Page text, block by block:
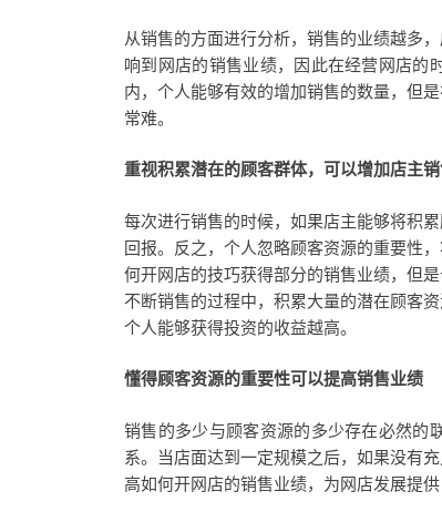
从销售的方面进行分析，销售的业绩越多
响到网店的销售业绩，因此在经营网店的
内，个人能够有效的增加销售的数量，但
常难。
重视积累潜在的顾客群体，可以增加店主销
每次进行销售的时候，如果店主能够将积
回报。反之，个人忽略顾客资源的重要性
何开网店的技巧获得部分的销售业绩，但
不断销售的过程中，积累大量的潜在顾客
个人能够获得投资的收益越高。
懂得顾客资源的重要性可以提高销售业绩
销售的多少与顾客资源的多少存在必然的
系。当店面达到一定规模之后，如果没有
高如何开网店的销售业绩，为网店发展提供